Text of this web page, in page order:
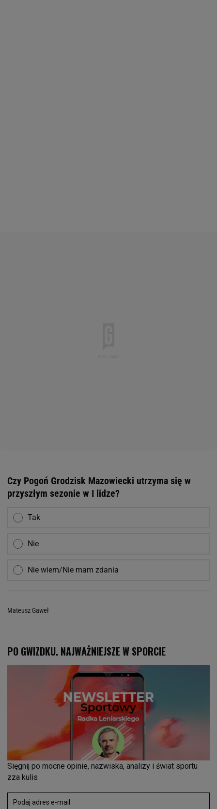
Czy Pogoń Grodzisk Mazowiecki utrzyma się w
przyszłym sezonie w I lidze?
Tak
Nie
Nie wiem/Nie mam zdania
Mateusz Gaweł